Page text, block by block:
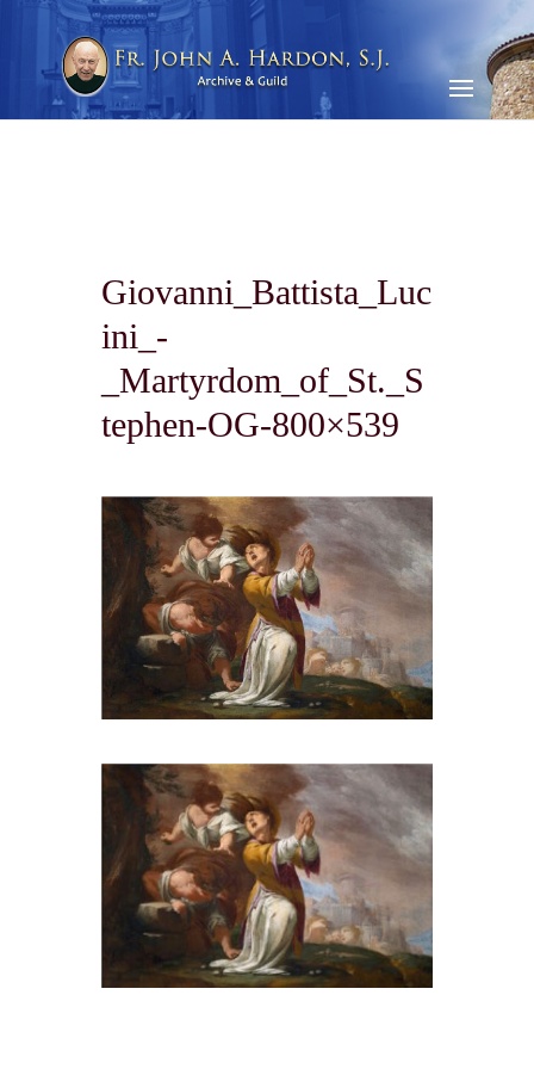
Giovanni_Battista_Luc
ini_-
_Martyrdom_of_St._S
tephen-OG-800×539